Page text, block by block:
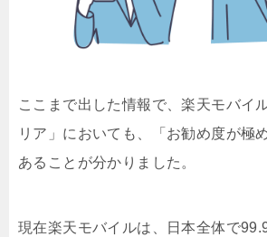
ここまで出した情報で、楽天モバイ
リア」においても、「お勧め度が極
あることが分かりました。
現在楽天モバイルは、日本全体で